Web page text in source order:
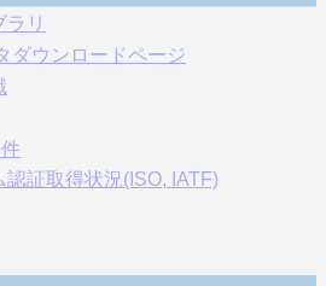
リ
ダウンロードページ
証取得状況(ISO, IATF)